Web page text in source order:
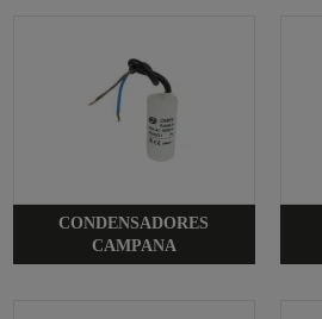
CONDENSADORES
CAMPANA